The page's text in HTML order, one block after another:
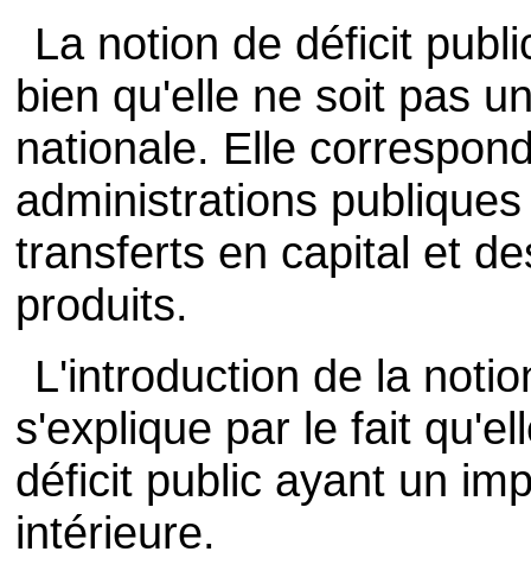
La notion de déficit
bien qu'elle ne soit pas
nationale. Elle
administrations
transferts en capital et
produits.
L'introduction de la
s'explique par le fait
déficit public ayant un
intérieure.